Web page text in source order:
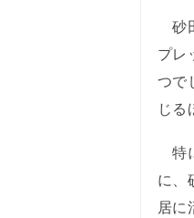
砂
プレ
つで
じる
特
に、
居に